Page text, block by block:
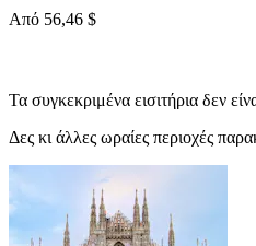
Από 56,46 $
Τα συγκεκριμένα εισιτήρια δεν
Δες κι άλλες ωραίες περιοχές